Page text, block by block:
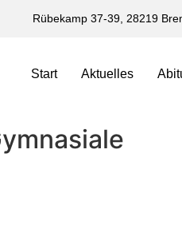
Rübekamp 37-39, 28219
Start Aktuelles